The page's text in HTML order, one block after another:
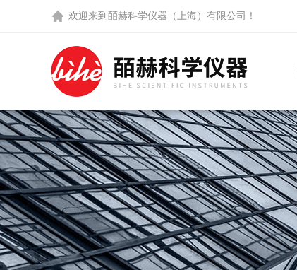
欢迎来到 皕赫科学仪器（上海）有限公司 ！